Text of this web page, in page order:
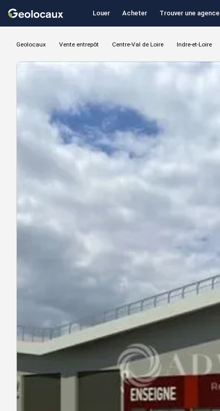
Louer Acheter Trouver une agence
Geolocaux Vente entrepôt Centre-Val de Loire Indre-et-Loire